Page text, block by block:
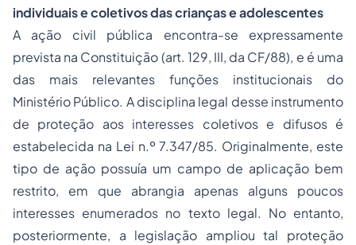
individuais e coletivos das crianças e adolescentes
A ação civil pública encontra-se expressamente
prevista na Constituição (art. 129, III, da CF/88), e é uma
das mais relevantes funções institucionais do
Ministério Público. A disciplina legal desse instrumento
de proteção aos interesses coletivos e difusos é
estabelecida na Lei n.º 7.347/85. Originalmente, este
tipo de ação possuía um campo de aplicação bem
restrito, em que abrangia apenas alguns poucos
interesses enumerados no texto legal. No entanto,
posteriormente, a legislação ampliou tal proteção